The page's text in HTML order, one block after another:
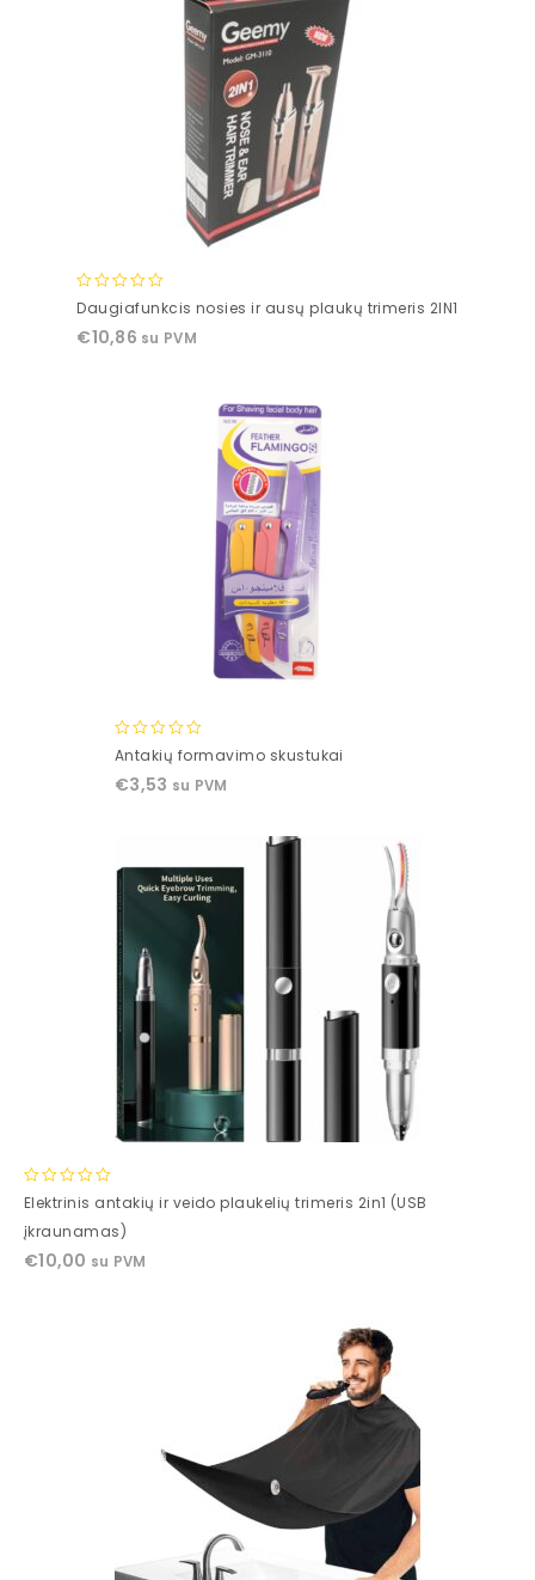
0
of
Daugiafunkcis nosies ir ausų plaukų trimeris 2IN1
€10,86 su PVM
0
of
Antakių formavimo skustukai
€3,53 su PVM
0
of
5
Elektrinis antakių ir veido plaukelių trimeris 2in1 (USB
įkraunamas)
€10,00 su PVM